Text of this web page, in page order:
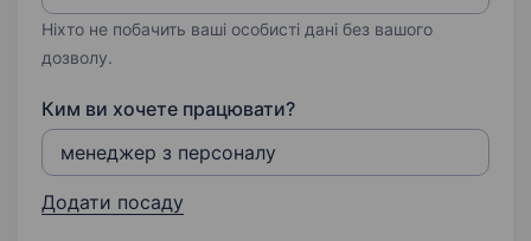
Ніхто не побачить ваші особисті дані без вашого
дозволу.
Ким ви хочете працювати?
Додати посаду